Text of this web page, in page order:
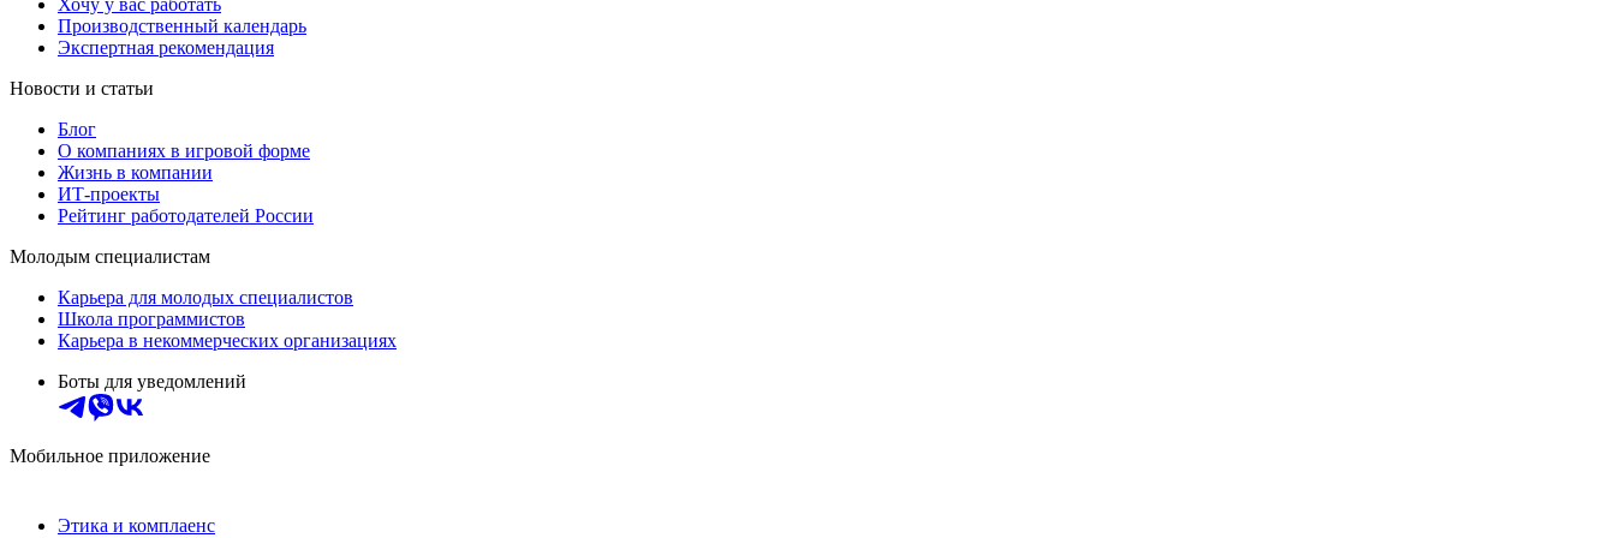
Хочу у вас работать
Производственный календарь
Экспертная рекомендация
Новости и статьи
Блог
О компаниях в игровой форме
Жизнь в компании
ИТ-проекты
Рейтинг работодателей России
Молодым специалистам
Карьера для молодых специалистов
Школа программистов
Карьера в некоммерческих организациях
Боты для уведомлений
Мобильное приложение
Этика и комплаенс